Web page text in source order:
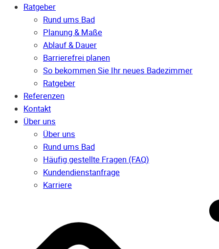
Ratgeber
Rund ums Bad
Planung & Maße
Ablauf & Dauer
Barrierefrei planen
So bekommen Sie Ihr neues Badezimmer
Ratgeber
Referenzen
Kontakt
Über uns
Über uns
Rund ums Bad
Häufig gestellte Fragen (FAQ)
Kunden­dienst­anfrage
Karriere